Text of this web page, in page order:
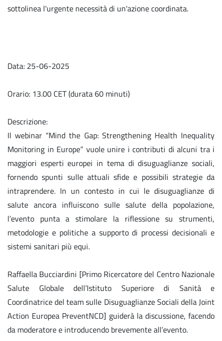
sottolinea l'urgente necessità di un'azione coordinata.
Data: 25-06-2025
Orario: 13.00 CET (durata 60 minuti)
Descrizione:
Il webinar “Mind the Gap: Strengthening Health Inequality
Monitoring in Europe” vuole unire i contributi di alcuni tra i
maggiori esperti europei in tema di disuguaglianze sociali,
fornendo spunti sulle attuali sfide e possibili strategie da
intraprendere. In un contesto in cui le disuguaglianze di
salute ancora influiscono sulle salute della popolazione,
l’evento punta a stimolare la riflessione su strumenti,
metodologie e politiche a supporto di processi decisionali e
sistemi sanitari più equi.
Raffaella Bucciardini [Primo Ricercatore del Centro Nazionale
Salute Globale dell’Istituto Superiore di Sanità e
Coordinatrice del team sulle Disuguaglianze Sociali della Joint
Action Europea PreventNCD] guiderà la discussione, facendo
da moderatore e introducendo brevemente all’evento.